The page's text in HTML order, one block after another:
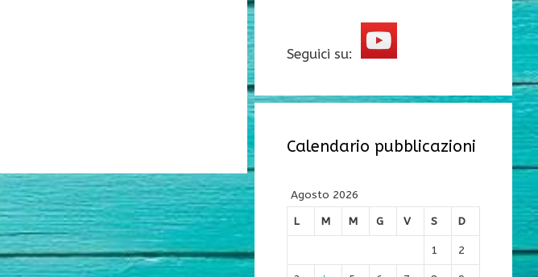
Seguici su:
Calendario pubblicazioni
Agosto 2026
L
M M G V S D
1 2